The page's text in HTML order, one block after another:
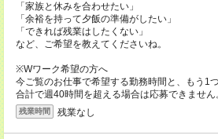
「家族と休みを合わせたい」
「余裕を持って夕飯の準備がしたい」
「できれば残業はしたくない」
など、ご希望を教えてくださいね。
※Wワーク希望の方へ
今ご覧のお仕事で希望する勤務時間と、もう1
合計で週40時間を超える場合は応募できません
残業時間 残業なし